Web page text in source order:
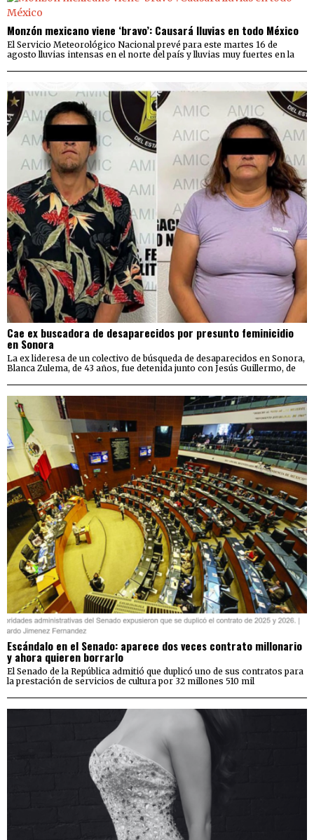
Monzón mexicano viene ‘bravo’: Causará lluvias en todo México
El Servicio Meteorológico Nacional prevé para este martes 16 de
agosto lluvias intensas en el norte del país y lluvias muy fuertes en la
Cae ex buscadora de desaparecidos por presunto feminicidio
en Sonora
La ex lideresa de un colectivo de búsqueda de desaparecidos en Sonora,
Blanca Zulema, de 43 años, fue detenida junto con Jesús Guillermo, de
Escándalo en el Senado: aparece dos veces contrato millonario
y ahora quieren borrarlo
El Senado de la República admitió que duplicó uno de sus contratos para
la prestación de servicios de cultura por 32 millones 510 mil